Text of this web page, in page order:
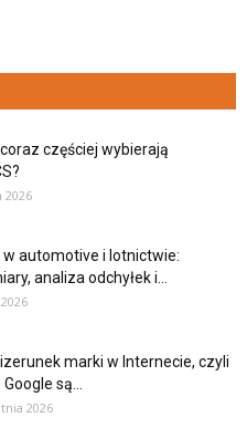
częściej wybierają
2026
w automotive i lotnictwie:
analiza odchyłek i...
marki w Internecie, czyli
są...
2026